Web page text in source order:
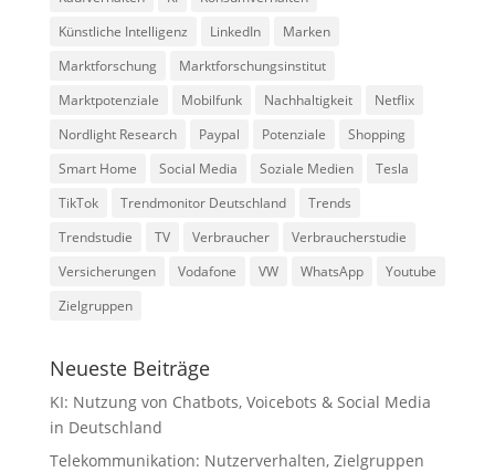
Künstliche Intelligenz
LinkedIn
Marken
Marktforschung
Marktforschungsinstitut
Marktpotenziale
Mobilfunk Nachhaltigkeit
Netflix
Nordlight Research
Paypal Potenziale
Shopping
Smart Home
Social Media Soziale Medien
Tesla
TikTok
Trendmonitor Deutschland
Trends
Trendstudie
TV Verbraucher
Verbraucherstudie
Versicherungen
Vodafone VW WhatsApp
Youtube
Zielgruppen
Neueste Beiträge
KI: Nutzung von Chatbots, Voicebots & Social Media
in Deutschland
Telekommunikation: Nutzerverhalten, Zielgruppen